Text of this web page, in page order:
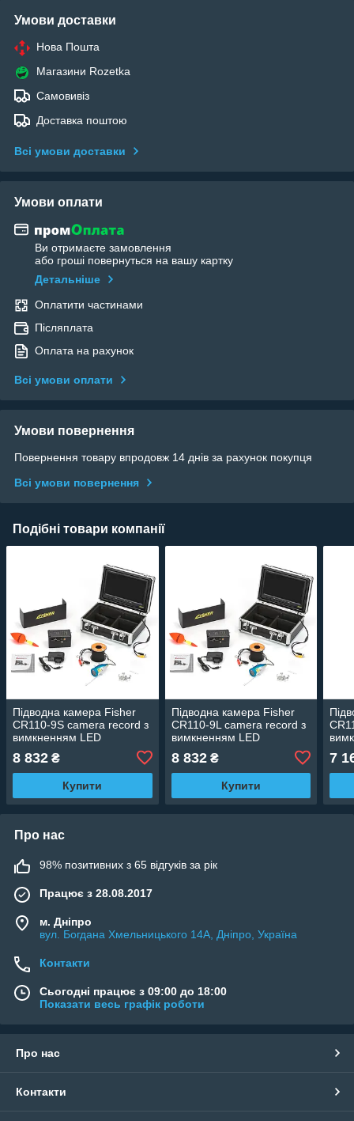
Умови доставки
Нова Пошта
Магазини Rozetka
Самовивіз
Доставка поштою
Всі умови доставки
Умови оплати
Ви отримаєте замовлення
або гроші повернуться на вашу картку
Детальніше
Оплатити частинами
Післяплата
Оплата на рахунок
Всі умови оплати
Умови повернення
Повернення товару впродовж 14 днів за рахунок покупця
Всі умови повернення
Подібні товари компанії
Підводна камера Fisher
CR110-9S camera record з
вимкненням LED
8 832 ₴
Купити
Підводна камера Fisher
CR110-9L camera record з
вимкненням LED
8 832₴
Купити
7
Про нас
98% позитивних з 65 відгуків за рік
Працює з 28.08.2017
м. Дніпро
вул. Богдана Хмельницького 14А, Дніпро, Україна
Контакти
Сьогодні працює з 09:00 до 18:00
Показати весь графік роботи
Про нас
Контакти